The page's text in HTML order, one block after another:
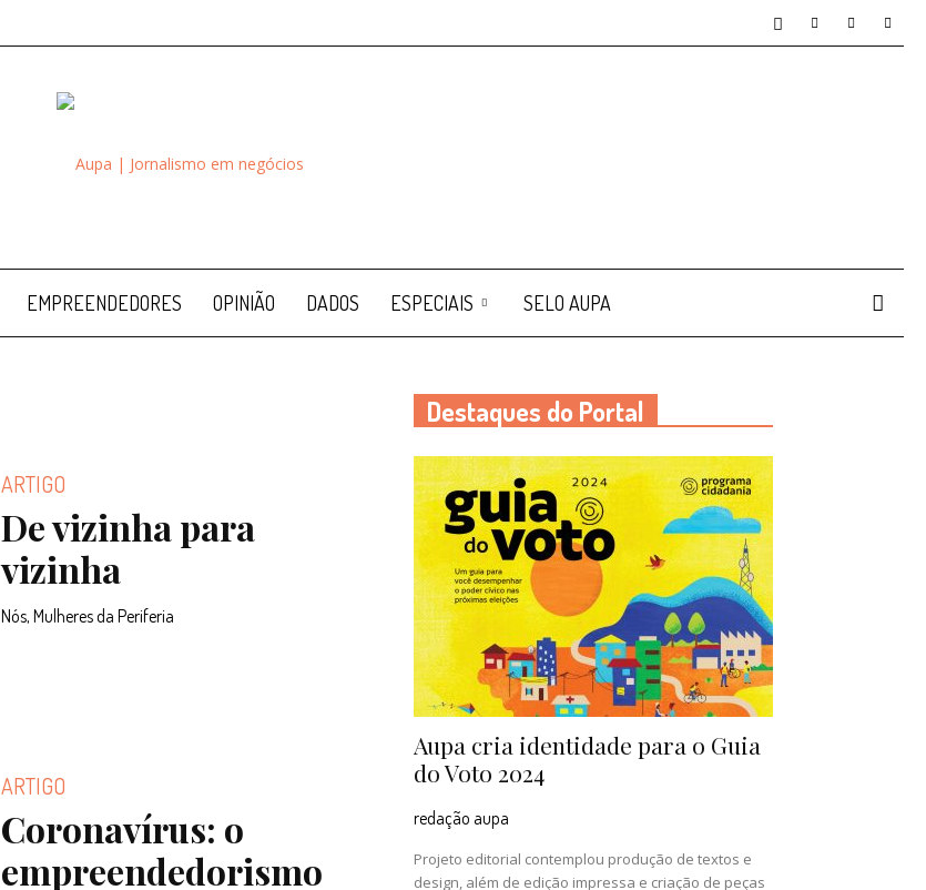
Aupa
EMPREENDEDORES OPINIÃO DADOS ESPECIAIS SELO AUPA
ARTIGO
De vizinha para
vizinha
Nós, Mulheres da Periferia
ARTIGO
Coronavírus: o
empreendedorismo
Destaques do Portal
Aupa cria identidade para o Guia
do Voto 2024
redação aupa
Projeto editorial contemplou produção de textos e
design, além de edição impressa e criação de peças